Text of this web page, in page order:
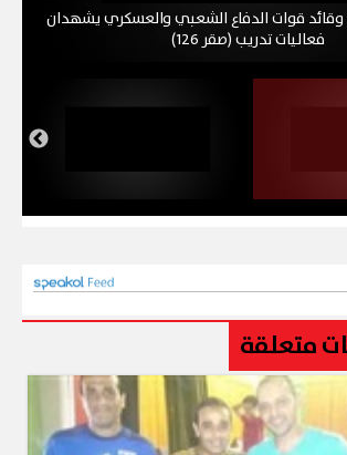
قوات الدفاع الشعبي والعسكري يشهدان
فعاليات تدريب (صقر 126)
متعلقة